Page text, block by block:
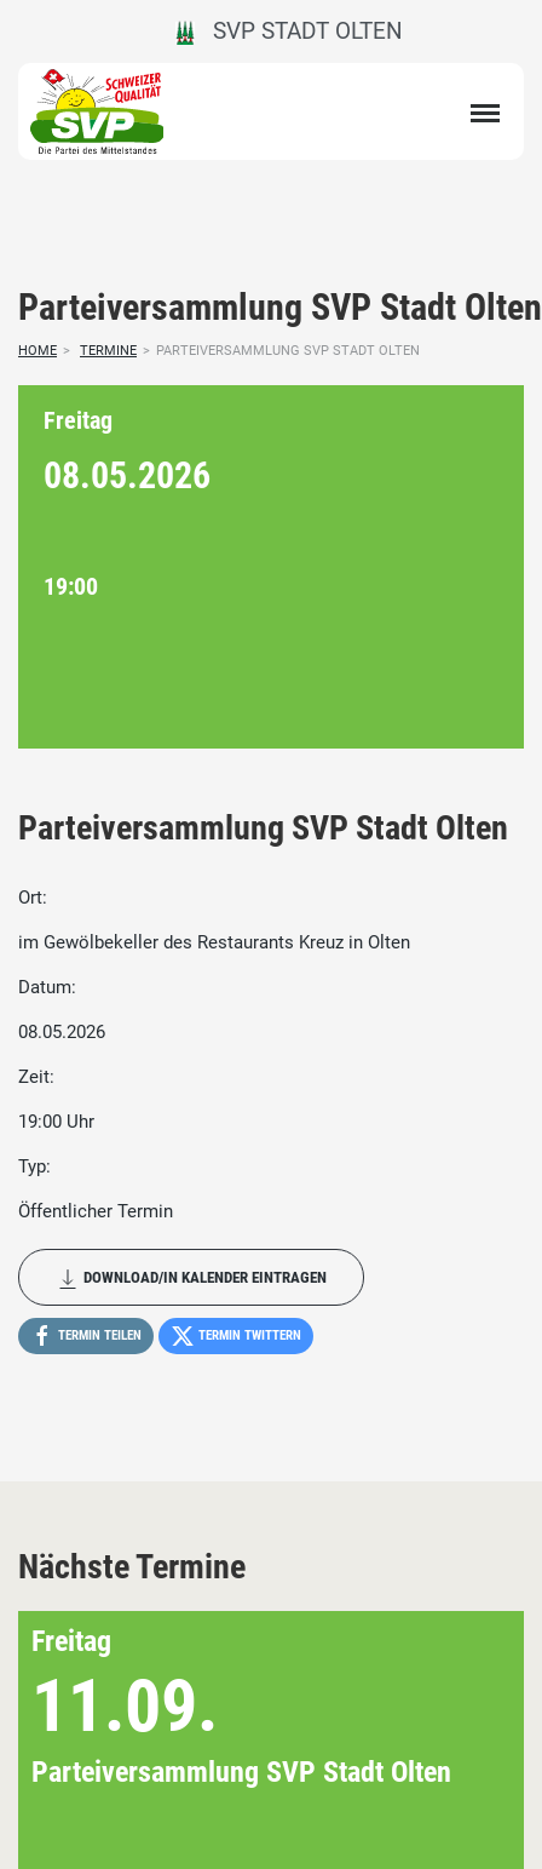
SVP STADT OLTEN
Parteiversammlung SVP Stadt Olten
HOME > TERMINE > PARTEIVERSAMMLUNG SVP STADT OLTEN
Freitag
08.05.2026
19:00
Parteiversammlung SVP Stadt Olten
Ort:
im Gewölbekeller des Restaurants Kreuz in Olten
Datum:
08.05.2026
Zeit:
19:00 Uhr
Typ:
Öffentlicher Termin
DOWNLOAD/IN KALENDER EINTRAGEN
TERMIN TEILEN TERMIN TWITTERN
Nächste Termine
Freitag
11.09.
Parteiversammlung SVP Stadt Olten